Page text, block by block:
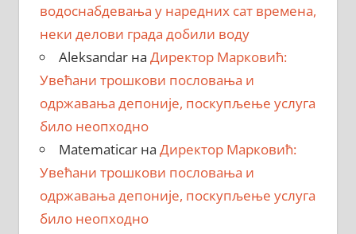
водоснабдевања у наредних сат времена,
неки делови града добили воду
Aleksandarна Директор Марковић:
Увећани трошкови пословања и
одржавања депоније, поскупљење услуга
било неопходно
Matematicarна Директор Марковић:
Увећани трошкови пословања и
одржавања депоније, поскупљење услуга
било неопходно